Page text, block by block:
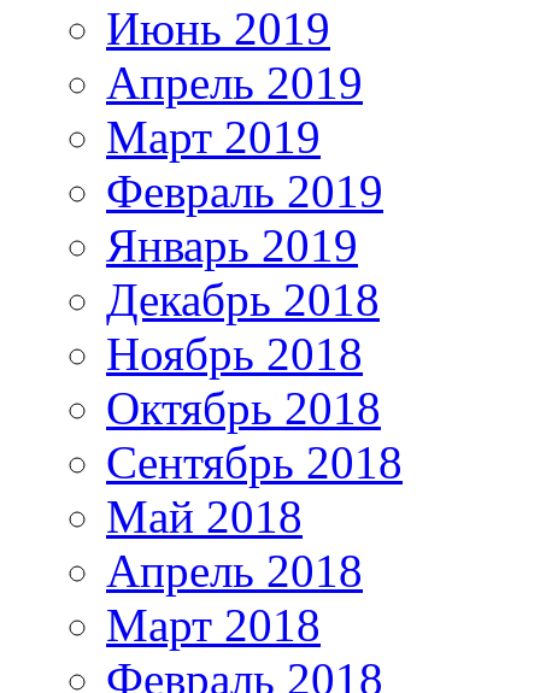
Июнь 2019
Апрель 2019
Март 2019
Февраль 2019
Январь 2019
Декабрь 2018
Ноябрь 2018
Октябрь 2018
Сентябрь 2018
Май 2018
Апрель 2018
Март 2018
Февраль 2018